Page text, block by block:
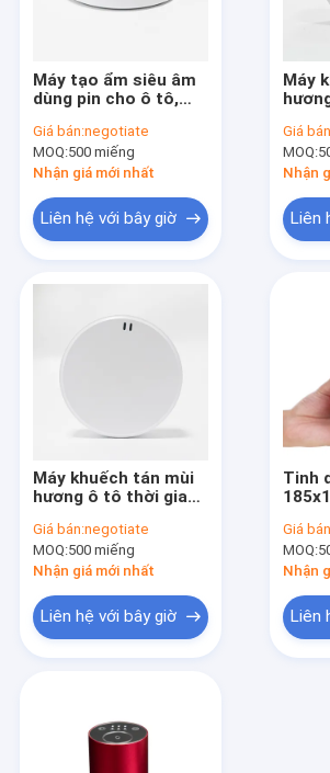
Máy khuếch tán mùi hương HVAC
Bộ khuếch tán mùi hương xe hơi
Aerosol Air Freshener Dispenser
Tự động Touchless Xà phòng
Tinh dầu khuếch tán hương thơm
Bộ quà tặng hương thơm
Máy sấy tóc nhẹ
Máy sấy tay treo tường
Máy tạo ẩm siêu âm
dùng pin cho ô tô,
mát không khí 74g
Giá bán:negotiate
MOQ:500 miếng
Nhận giá mới nhất
Liên hệ với bây giờ
Máy
Máy
Giá
MOQ:
Nhận
Liên
Máy khuếch tán mùi
hương ô tô thời gian
lượng nhẹ 74g
Giá bán:negotiate
MOQ:500 miếng
Nhận giá mới nhất
Liên hệ với bây giờ
Tinh
Giá
MOQ:
Nhận
Liên